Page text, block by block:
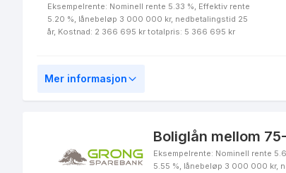
Hyttelån for voksne
Eksempelrente: Nominell rente 5.33 %, Effektiv rente
5.20 %, lånebeløp 3 000 000 kr, nedbetalingstid 25
år, Kostnad: 2 366 695 kr totalpris: 5 366 695 kr
Mer informasjon
Boliglån mellom
Eksempelrente: Nominell rente
5.55 %, lånebeløp 3 000 000 kr,